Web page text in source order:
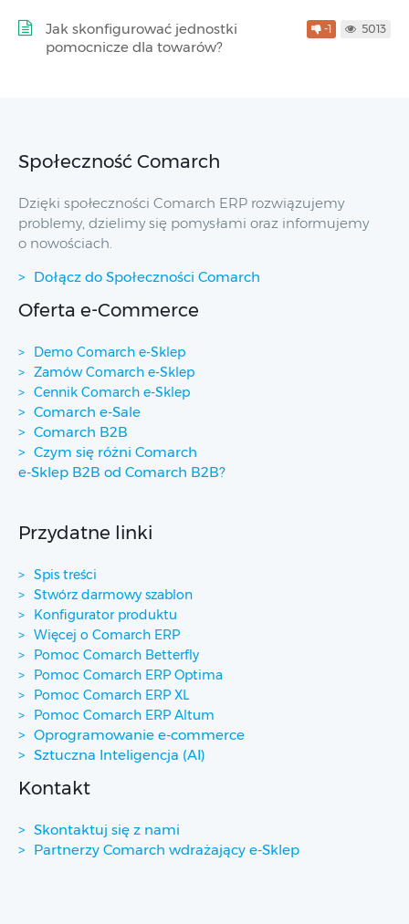
Jak skonfigurować jednostki
pomocnicze dla towarów?
-1 5013
Społeczność Comarch
Dzięki społeczności Comarch ERP rozwiązujemy
problemy, dzielimy się pomysłami oraz informujemy
o nowościach.
Dołącz do Społeczności Comarch
Oferta e-Commerce
Demo Comarch e-Sklep
Zamów Comarch e-Sklep
Cennik Comarch e-Sklep
Comarch e-Sale
Comarch B2B
Czym się różni Comarch
e-Sklep B2B od Comarch B2B?
Przydatne linki
Spis treści
Stwórz darmowy szablon
Konfigurator produktu
Więcej o Comarch ERP
Pomoc Comarch Betterfly
Pomoc Comarch ERP Optima
Pomoc Comarch ERP XL
Pomoc Comarch ERP Altum
Oprogramowanie e-commerce
Sztuczna Inteligencja (AI)
Kontakt
Skontaktuj się z nami
Partnerzy Comarch wdrażający e-Sklep